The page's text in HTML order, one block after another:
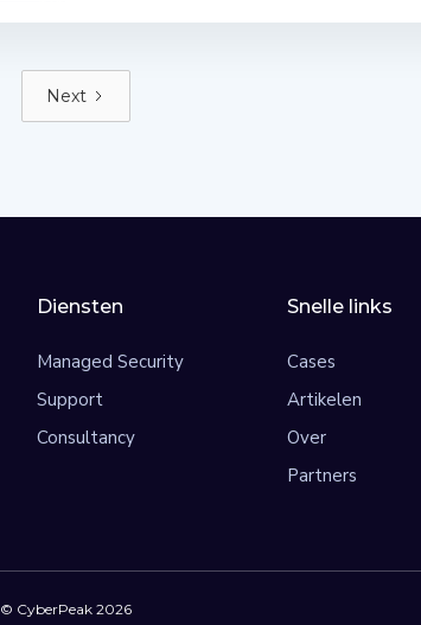
Next
Diensten
Managed Security
Support
Consultancy
Snelle links
Cases
Artikelen
Over
Partners
© CyberPeak 2026